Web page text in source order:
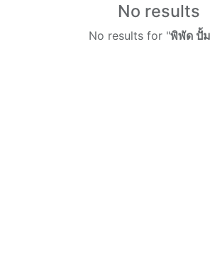
No results
No results for "พิพัด ปั้